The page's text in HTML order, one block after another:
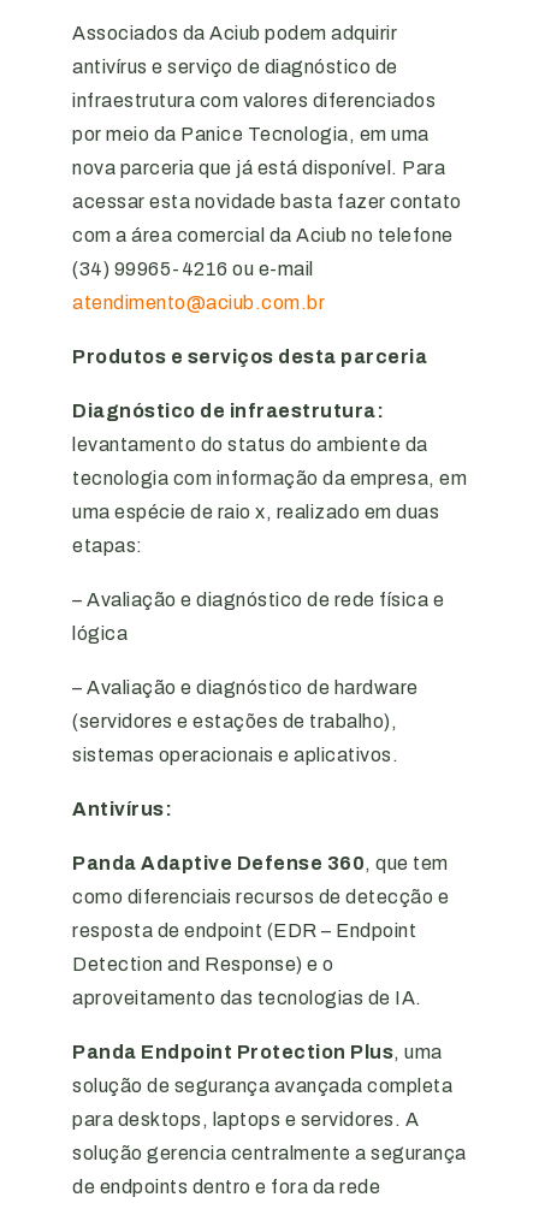
Associados da Aciub podem adquirir
antivírus e serviço de diagnóstico de
infraestrutura com valores diferenciados
por meio da Panice Tecnologia, em uma
nova parceria que já está disponível. Para
acessar esta novidade basta fazer contato
com a área comercial da Aciub no telefone
(34) 99965-4216 ou e-mail
atendimento@aciub.com.br
Produtos e serviços desta parceria
Diagnóstico de infraestrutura:
levantamento do status do ambiente da
tecnologia com informação da empresa, em
uma espécie de raio x, realizado em duas
etapas:
– Avaliação e diagnóstico de rede física e
lógica
– Avaliação e diagnóstico de hardware
(servidores e estações de trabalho),
sistemas operacionais e aplicativos.
Antivírus:
Panda Adaptive Defense 360, que tem
como diferenciais recursos de detecção e
resposta de endpoint (EDR – Endpoint
Detection and Response) e o
aproveitamento das tecnologias de IA.
Panda Endpoint Protection Plus, uma
solução de segurança avançada completa
para desktops, laptops e servidores. A
solução gerencia centralmente a segurança
de endpoints dentro e fora da rede